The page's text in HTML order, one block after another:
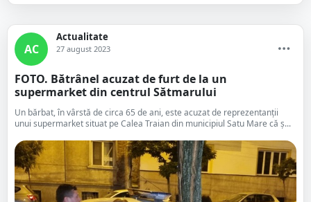
AC
Actualitate
27 august 2023
FOTO. Bătrânel acuzat de furt de la un
supermarket din centrul Sătmarului
Un bărbat, în vârstă de circa 65 de ani, este acuzat de reprezentanții
unui supermarket situat pe Calea Traian din municipiul Satu Mare că ș...